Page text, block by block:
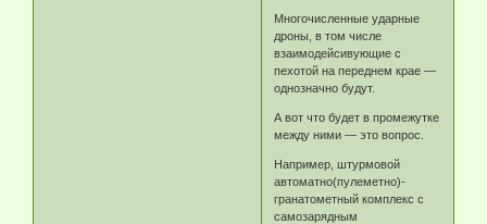
Многочисленные ударные
дроны, в том числе
взаимодейсивующие с
пехотой на переднем крае —
однозначно будут.
А вот что будет в промежутке
между ними — это вопрос.
Например, штурмовой
автоматно(пулеметно)-
гранатометный комплекс с
самозарядным